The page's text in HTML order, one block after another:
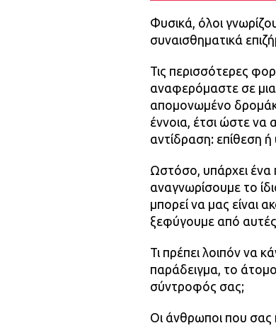
Φυσικά, όλοι
συναισθηματικά
Τις περισσότερες
αναφερόμαστε σε μια
απομονωμένο
έννοια, έτσι ώστε να
αντίδραση: επίθεση
Ωστόσο, υπάρχει
αναγνωρίσουμε το
μπορεί να μας είναι
ξεφύγουμε από
Τι πρέπει λοιπόν να
παράδειγμα, το
σύντροφός σας;
Οι άνθρωποι που σας